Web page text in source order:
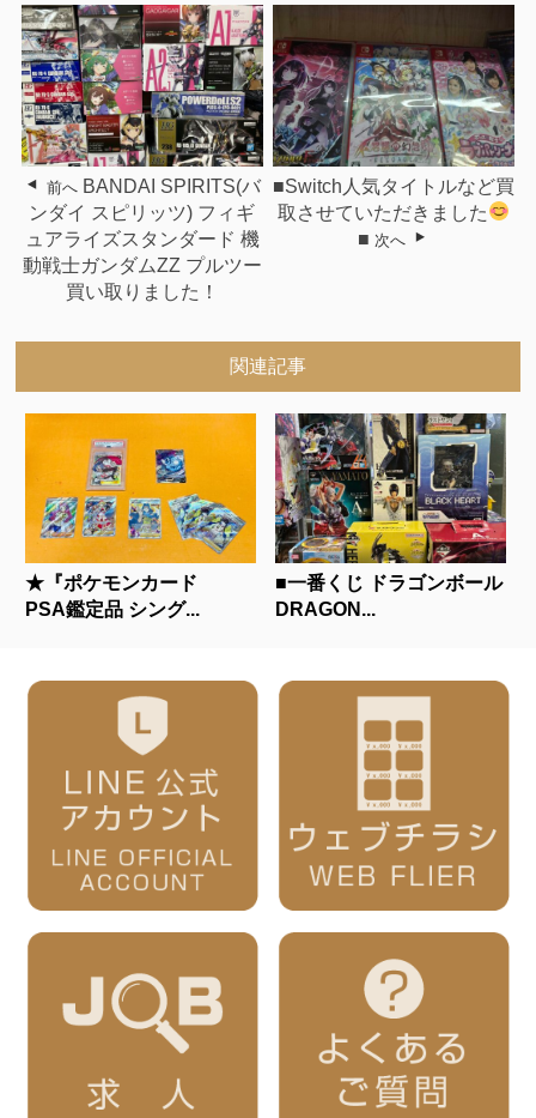
前へ BANDAI SPIRITS(バ
ンダイ スピリッツ) フィギ
ュアライズスタンダード 機
動戦士ガンダムZZ プルツー
買い取りました！
■Switch人気タイトルなど買
取させていただきました
■ 次へ
関連記事
★『ポケモンカード
PSA鑑定品 シング...
■一番くじ ドラゴンボール
DRAGON...